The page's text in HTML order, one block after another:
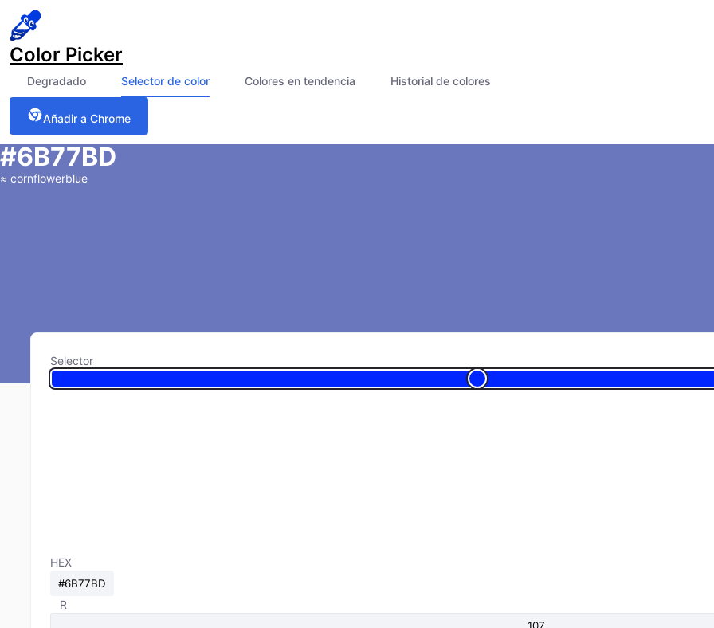
Color Picker
Degradado Selector de color Colores en tendencia Historial de colores
Añadir a Chrome
#6B77BD
≈ cornflowerblue
Selector
HEX
R